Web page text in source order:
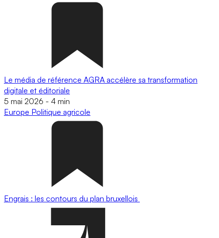
Le média de référence AGRA accélère sa transformation
digitale et éditoriale
5 mai 2026 - 4 min
Europe Politique agricole
Engrais : les contours du plan bruxellois